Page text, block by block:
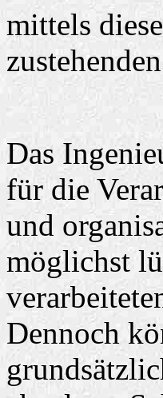
mittels
Das
für die
und
möglichst
Dennoch